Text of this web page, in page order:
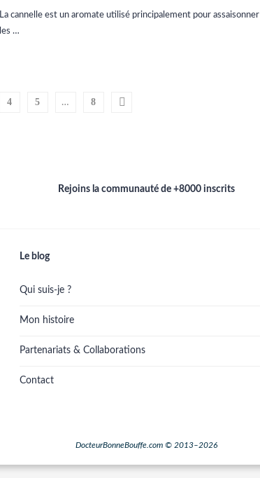
La cannelle est un aromate utilisé principalement pour assaisonner
les …
4 5 … 8
Rejoins la communauté de +8000 inscrits
Le blog
Qui suis-je ?
Mon histoire
Partenariats & Collaborations
Contact
DocteurBonneBouffe.com © 2013–2026